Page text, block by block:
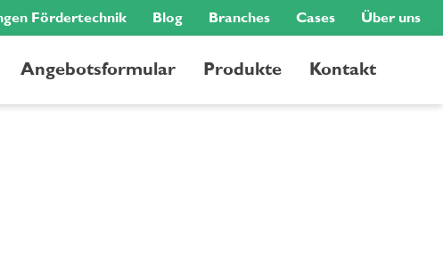
Fördertechnik Blog Branches Cases Über uns
Angebotsformular Produkte Kontakt